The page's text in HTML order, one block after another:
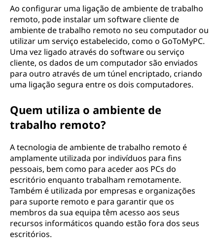
hAo configurar uma ligação de ambiente de trabalho
remoto, pode instalar um software cliente de
ambiente de trabalho remoto no seu computador ou
utilizar um serviço estabelecido, como o GoToMyPC.
Uma vez ligado através do software ou serviço
cliente, os dados de um computador são enviados
para outro através de um túnel encriptado, criando
uma ligação segura entre os dois computadores.
Quem utiliza o ambiente de
trabalho remoto?
A tecnologia de ambiente de trabalho remoto é
amplamente utilizada por indivíduos para fins
pessoais, bem como para aceder aos PCs do
escritório enquanto trabalham remotamente.
Também é utilizada por empresas e organizações
para suporte remoto e para garantir que os
membros da sua equipa têm acesso aos seus
recursos informáticos quando estão fora dos seus
escritórios.